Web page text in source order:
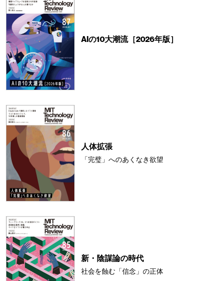
AIの10大潮流［2026年版］
人体拡張
「完璧」へのあくなき欲望
新・陰謀論の時代
社会を蝕む「信念」の正体